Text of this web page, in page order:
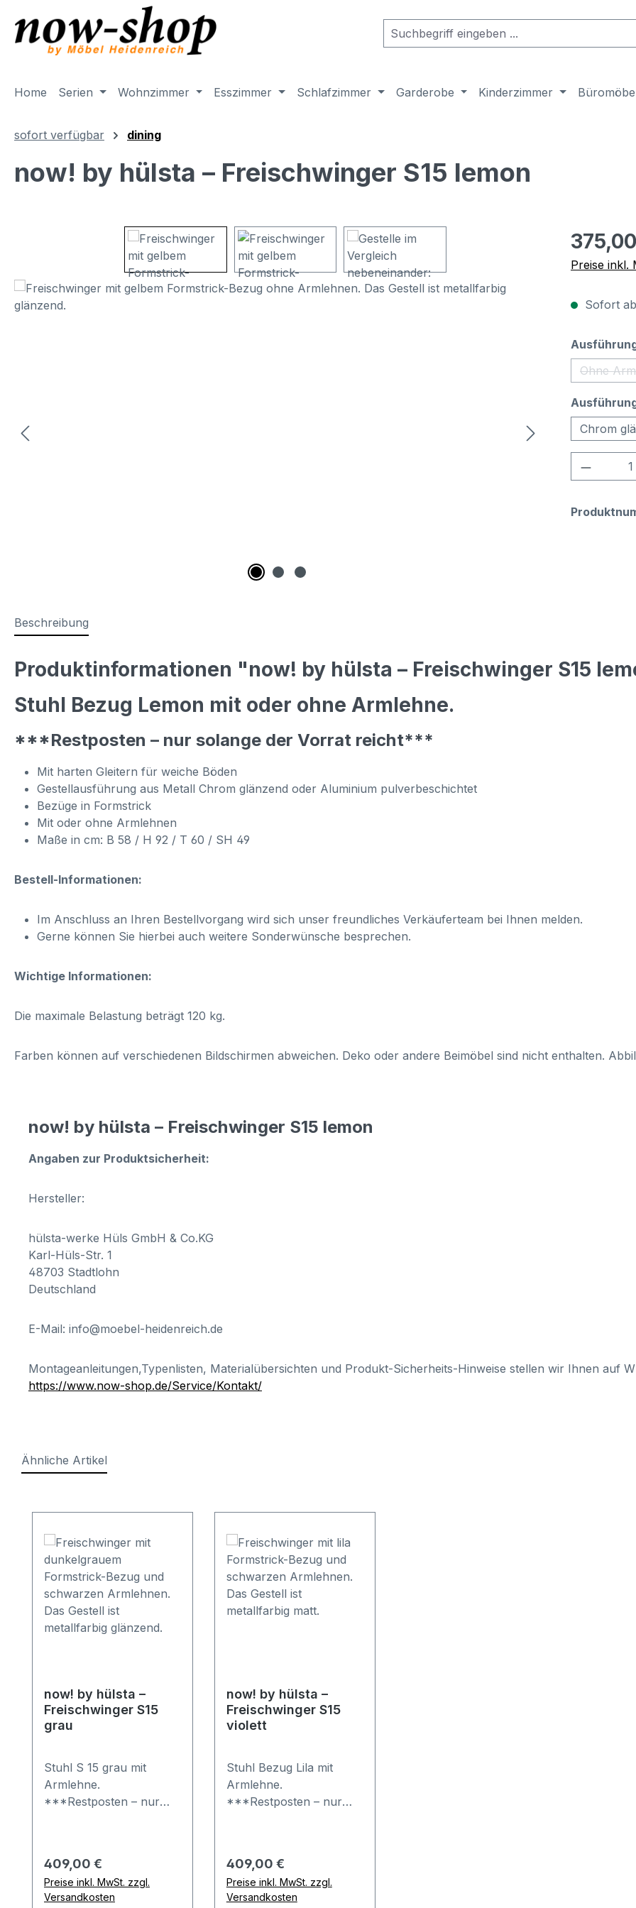
Hauptinhalt springen
Zur Suche springen
Zur Hauptnavigation springen
Home Serien Wohnzimmer Esszimmer Schlafzimmer Garderobe Kinderzimmer
sofort verfügbar dining
now! by hülsta – Freischwinger S15 lemon
Bildergalerie überspringen Regulärer
Preise inkl.
Sofort
Ohne
Chrom
Beschreibung
Produktinformationen "now! by hülsta – Freischwinger S15
Stuhl Bezug Lemon mit oder ohne Armlehne.
***Restposten – nur solange der Vorrat reicht***
Mit harten Gleitern für weiche Böden
Gestellausführung aus Metall Chrom glänzend oder Aluminium pulverbeschichtet
Bezüge in Formstrick
Mit oder ohne Armlehnen
Maße in cm: B 58 / H 92 / T 60 / SH 49
Bestell-Informationen:
Im Anschluss an Ihren Bestellvorgang wird sich unser freundliches Verkäuferteam bei Ihnen melden.
Gerne können Sie hierbei auch weitere Sonderwünsche besprechen.
Wichtige Informationen:
Die maximale Belastung beträgt 120 kg.
Farben können auf verschiedenen Bildschirmen abweichen. Deko oder andere Beimöbel sind nicht enthalten.
now! by hülsta – Freischwinger S15 lemon
Angaben zur Produktsicherheit:
Hersteller:
hülsta-werke Hüls GmbH & Co.KG
Karl-Hüls-Str. 1
48703 Stadtlohn
Deutschland
E-Mail: info@moebel-heidenreich.de
Montageanleitungen,Typenlisten, Materialübersichten und Produkt-Sicherheits-Hinweise stellen wir Ihnen auf
https://www.now-shop.de/Service/Kontakt/
Ähnliche Artikel
now! by hülsta –
Freischwinger S15
grau
Stuhl S 15 grau mit
Armlehne.
***Restposten – nur
Böden
Gestellausführung aus
Metall Chrom glänzend
Regulärer Preis:
409,00 €
Preise inkl. MwSt. zzgl.
Versandkosten
now! by hülsta –
Freischwinger S15
violett
Stuhl Bezug Lila mit
Armlehne.
***Restposten – nur
Böden
Gestellausführung
Aluminium
Regulärer Preis:
409,00 €
Preise inkl. MwSt. zzgl.
Versandkosten